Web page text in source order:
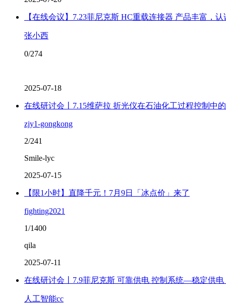
【在线会议】7.23菲尼克斯 HC重载连接器 产品丰富，认
张小西
0/274
2025-07-18
在线研讨会丨7.15维萨拉 折光仪在石油化工过程控制中
zjy1-gongkong
2/241
Smile-lyc
2025-07-15
【限1小时】直降千元！7月9日「冰点价」来了
fighting2021
1/1400
qila
2025-07-11
在线研讨会丨7.9菲尼克斯 可靠供电 控制系统—稳定供电
人工智能cc